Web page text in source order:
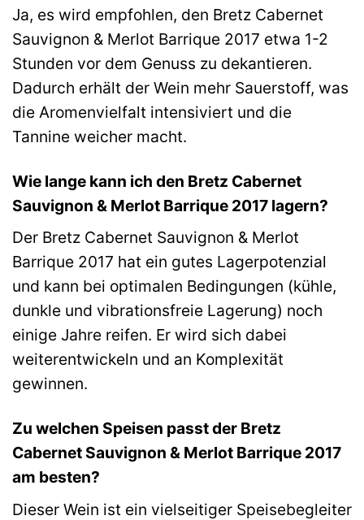
Ja, es wird empfohlen, den Bretz Cabernet
Sauvignon & Merlot Barrique 2017 etwa 1-2
Stunden vor dem Genuss zu dekantieren.
Dadurch erhält der Wein mehr Sauerstoff, was
die Aromenvielfalt intensiviert und die
Tannine weicher macht.
Wie lange kann ich den Bretz Cabernet
Sauvignon & Merlot Barrique 2017 lagern?
Der Bretz Cabernet Sauvignon & Merlot
Barrique 2017 hat ein gutes Lagerpotenzial
und kann bei optimalen Bedingungen (kühle,
dunkle und vibrationsfreie Lagerung) noch
einige Jahre reifen. Er wird sich dabei
weiterentwickeln und an Komplexität
gewinnen.
Zu welchen Speisen passt der Bretz
Cabernet Sauvignon & Merlot Barrique 2017
am besten?
Dieser Wein ist ein vielseitiger Speisebegleiter